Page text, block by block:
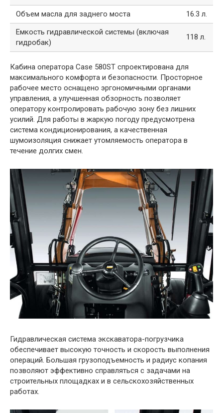
Объем масла для заднего моста
16.3 л.
Емкость гидравлической системы (включая
гидробак)
118 л.
Кабина оператора Case 580ST спроектирована для
максимального комфорта и безопасности. Просторное
рабочее место оснащено эргономичными органами
управления, а улучшенная обзорность позволяет
оператору контролировать рабочую зону без лишних
усилий. Для работы в жаркую погоду предусмотрена
система кондиционирования, а качественная
шумоизоляция снижает утомляемость оператора в
течение долгих смен.
Гидравлическая система экскаватора-погрузчика
обеспечивает высокую точность и скорость выполнения
операций. Большая грузоподъемность и радиус копания
позволяют эффективно справляться с задачами на
строительных площадках и в сельскохозяйственных
работах.